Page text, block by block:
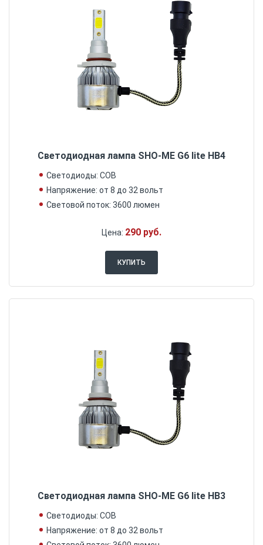
Светодиодная лампа SHO-ME G6 lite HB4
Светодиоды: COB
Напряжение: от 8 до 32 вольт
Световой поток: 3600 люмен
Цена: 290 руб.
КУПИТЬ
Светодиодная лампа SHO-ME G6 lite HB3
Светодиоды: COB
Напряжение: от 8 до 32 вольт